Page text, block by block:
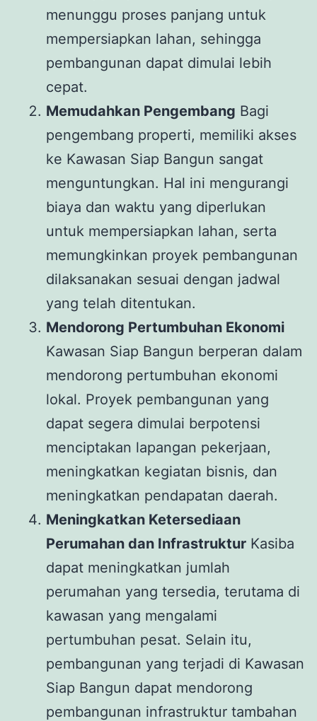
menunggu proses panjang untuk
mempersiapkan lahan, sehingga
pembangunan dapat dimulai lebih
cepat.
Memudahkan Pengembang Bagi
pengembang properti, memiliki akses
ke Kawasan Siap Bangun sangat
menguntungkan. Hal ini mengurangi
biaya dan waktu yang diperlukan
untuk mempersiapkan lahan, serta
memungkinkan proyek pembangunan
dilaksanakan sesuai dengan jadwal
yang telah ditentukan.
Mendorong Pertumbuhan Ekonomi
Kawasan Siap Bangun berperan dalam
mendorong pertumbuhan ekonomi
lokal. Proyek pembangunan yang
dapat segera dimulai berpotensi
menciptakan lapangan pekerjaan,
meningkatkan kegiatan bisnis, dan
meningkatkan pendapatan daerah.
Meningkatkan Ketersediaan
Perumahan dan Infrastruktur Kasiba
dapat meningkatkan jumlah
perumahan yang tersedia, terutama di
kawasan yang mengalami
pertumbuhan pesat. Selain itu,
pembangunan yang terjadi di Kawasan
Siap Bangun dapat mendorong
pembangunan infrastruktur tambahan